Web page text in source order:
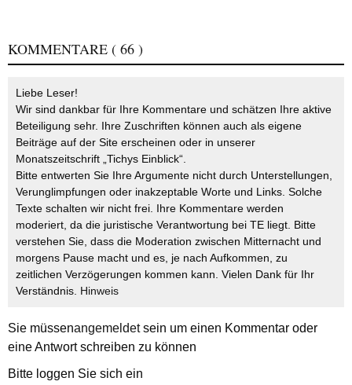
KOMMENTARE ( 66 )
Liebe Leser!
Wir sind dankbar für Ihre Kommentare und schätzen Ihre aktive
Beteiligung sehr. Ihre Zuschriften können auch als eigene
Beiträge auf der Site erscheinen oder in unserer
Monatszeitschrift „Tichys Einblick“.
Bitte entwerten Sie Ihre Argumente nicht durch Unterstellungen,
Verunglimpfungen oder inakzeptable Worte und Links. Solche
Texte schalten wir nicht frei. Ihre Kommentare werden
moderiert, da die juristische Verantwortung bei TE liegt. Bitte
verstehen Sie, dass die Moderation zwischen Mitternacht und
morgens Pause macht und es, je nach Aufkommen, zu
zeitlichen Verzögerungen kommen kann. Vielen Dank für Ihr
Verständnis. Hinweis
Sie müssenangemeldetsein um einen Kommentar oder
eine Antwort schreiben zu können
Bitte loggen Sie sich ein